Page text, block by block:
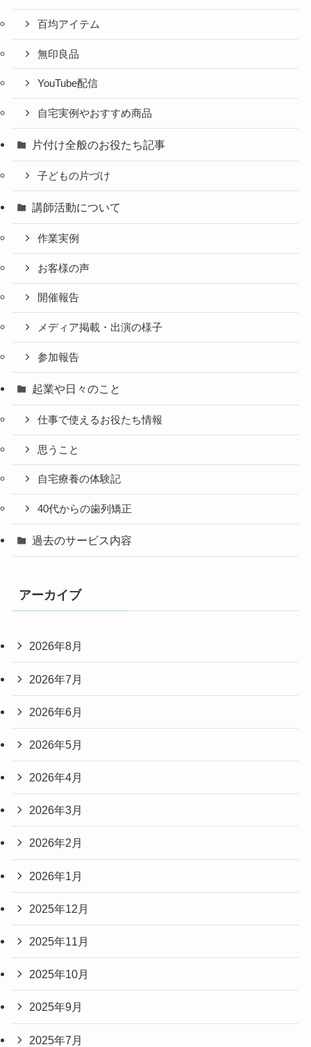
百均アイテム
無印良品
YouTube配信
自宅実例やおすすめ商品
片付け全般のお役たち記事
子どもの片づけ
講師活動について
作業実例
お客様の声
開催報告
メディア掲載・出演の様子
参加報告
起業や日々のこと
仕事で使えるお役たち情報
思うこと
自宅療養の体験記
40代からの歯列矯正
過去のサービス内容
アーカイブ
2026年8月
2026年7月
2026年6月
2026年5月
2026年4月
2026年3月
2026年2月
2026年1月
2025年12月
2025年11月
2025年10月
2025年9月
2025年7月